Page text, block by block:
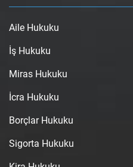
Aile Hukuku
İş Hukuku
Miras Hukuku
İcra Hukuku
Borçlar Hukuku
Sigorta Hukuku